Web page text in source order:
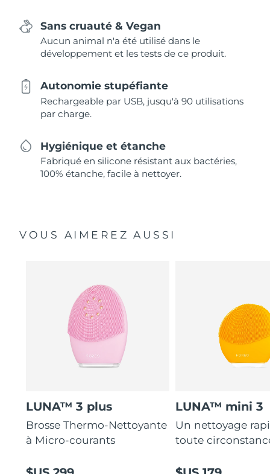
Sans cruauté & Vegan
Aucun animal n'a été utilisé dans le
développement et les tests de ce produit.
Autonomie stupéfiante
Rechargeable par USB, jusqu'à 90 utilisations
par charge.
Hygiénique et étanche
Fabriqué en silicone résistant aux bactéries,
100% étanche, facile à nettoyer.
VOUS AIMEREZ AUSSI
LUNA™ 3 plus
Brosse Thermo-Nettoyante
à Micro-courants
LUNA™ mini 3
Un nettoyage
toute